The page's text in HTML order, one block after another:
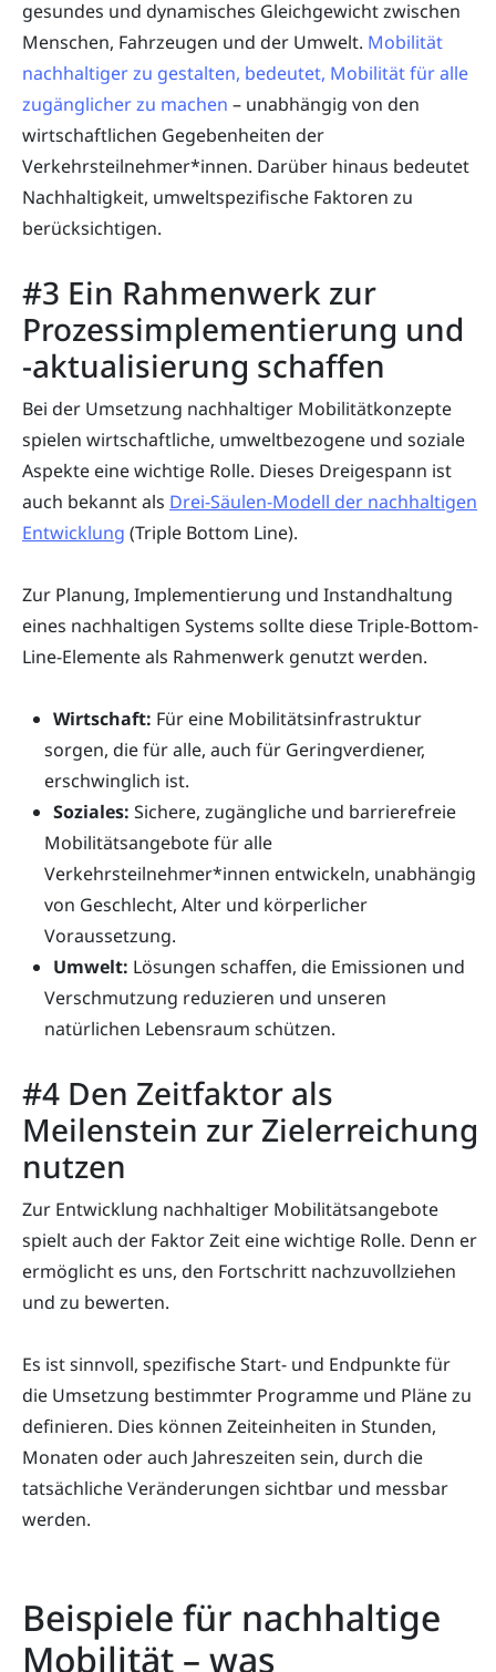
gesundes und dynamisches Gleichgewicht zwischen
Menschen, Fahrzeugen und der Umwelt. Mobilität
nachhaltiger zu gestalten, bedeutet, Mobilität für alle
zugänglicher zu machen – unabhängig von den
wirtschaftlichen Gegebenheiten der
Verkehrsteilnehmer*innen. Darüber hinaus bedeutet
Nachhaltigkeit, umweltspezifische Faktoren zu
berücksichtigen.
#3 Ein Rahmenwerk zur
Prozessimplementierung und
-aktualisierung schaffen
Bei der Umsetzung nachhaltiger Mobilitätkonzepte
spielen wirtschaftliche, umweltbezogene und soziale
Aspekte eine wichtige Rolle. Dieses Dreigespann ist
auch bekannt als Drei-Säulen-Modell der nachhaltigen
Entwicklung (Triple Bottom Line).
Zur Planung, Implementierung und Instandhaltung
eines nachhaltigen Systems sollte diese Triple-Bottom-
Line-Elemente als Rahmenwerk genutzt werden.
Wirtschaft: Für eine Mobilitätsinfrastruktur
sorgen, die für alle, auch für Geringverdiener,
erschwinglich ist.
Soziales: Sichere, zugängliche und barrierefreie
Mobilitätsangebote für alle
Verkehrsteilnehmer*innen entwickeln, unabhängig
von Geschlecht, Alter und körperlicher
Voraussetzung.
Umwelt: Lösungen schaffen, die Emissionen und
Verschmutzung reduzieren und unseren
natürlichen Lebensraum schützen.
#4 Den Zeitfaktor als
Meilenstein zur Zielerreichung
nutzen
Zur Entwicklung nachhaltiger Mobilitätsangebote
spielt auch der Faktor Zeit eine wichtige Rolle. Denn er
ermöglicht es uns, den Fortschritt nachzuvollziehen
und zu bewerten.
Es ist sinnvoll, spezifische Start- und Endpunkte für
die Umsetzung bestimmter Programme und Pläne zu
definieren. Dies können Zeiteinheiten in Stunden,
Monaten oder auch Jahreszeiten sein, durch die
tatsächliche Veränderungen sichtbar und messbar
werden.
Beispiele für nachhaltige
Mobilität – was